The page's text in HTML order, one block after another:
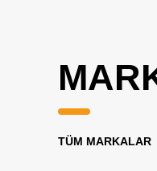
TÜM MARKALAR